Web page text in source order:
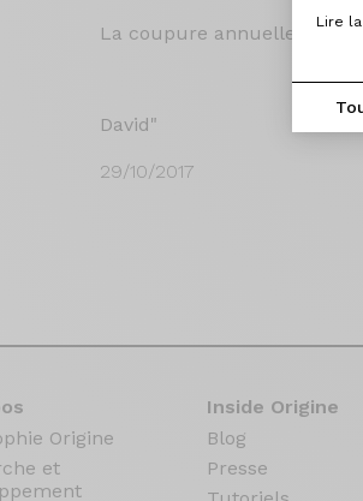
Lire
La coupure annuelle à
David"
29/10/2017
Origine
et
Inside Origine
Blog
Presse